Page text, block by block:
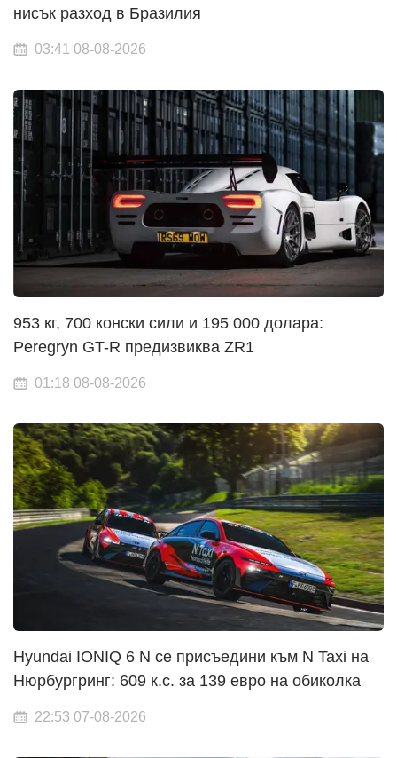
нисък разход в Бразилия
03:41 08-08-2026
953 кг, 700 конски сили и 195 000 долара:
Peregryn GT-R предизвиква ZR1
01:18 08-08-2026
Hyundai IONIQ 6 N се присъедини към N Taxi на
Нюрбургринг: 609 к.с. за 139 евро на обиколка
22:53 07-08-2026